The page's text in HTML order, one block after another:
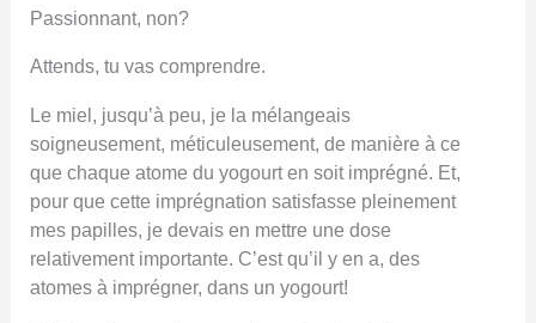
Passionnant, non?
Attends, tu vas comprendre.
Le miel, jusqu’à peu, je la mélangeais
soigneusement, méticuleusement, de manière à ce
que chaque atome du yogourt en soit imprégné. Et,
pour que cette imprégnation satisfasse pleinement
mes papilles, je devais en mettre une dose
relativement importante. C’est qu’il y en a, des
atomes à imprégner, dans un yogourt!